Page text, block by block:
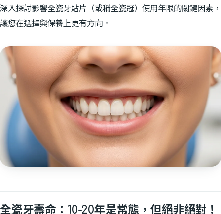
深入探討影響全瓷牙貼片（或稱全瓷冠）使用年限的關鍵因素，
讓您在選擇與保養上更有方向。
全瓷牙壽命：10-20年是常態，但絕非絕對！